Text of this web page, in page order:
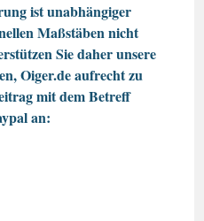
ist unabhängiger
Maßstäben nicht
Sie daher unsere
Oiger.de aufrecht zu
mit dem Betreff
an: